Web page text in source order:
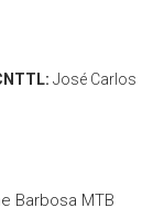
José Carlos
Barbosa MTB